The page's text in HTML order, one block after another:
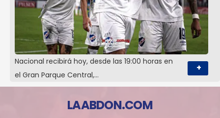
Nacional recibirá hoy, desde las 19:00 horas en
el Gran Parque Central,…
+
LAABDON.COM